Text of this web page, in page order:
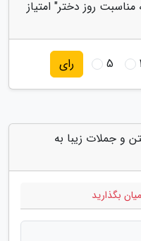
روز دختر" امتیاز
5 رای
و جملات زیبا به
بگذارید